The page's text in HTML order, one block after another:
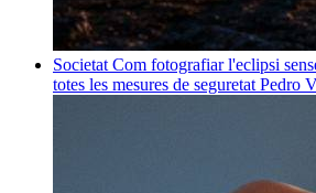
Societat Com fotografiar l'eclipsi
totes les mesures de seguretat Pedro